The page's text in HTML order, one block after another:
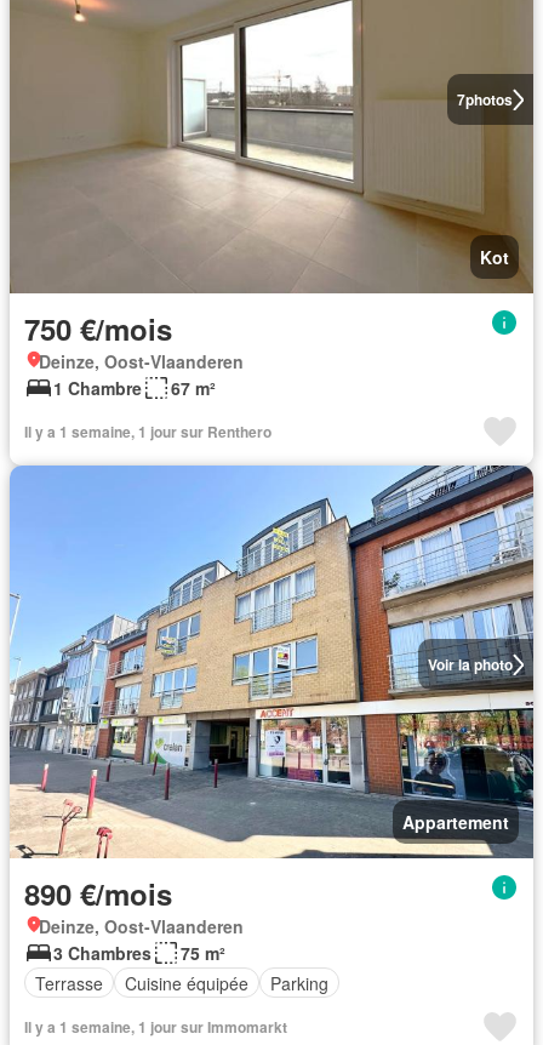
7photos
Kot
750 €/mois
Deinze, Oost-Vlaanderen
1 Chambre
67 m²
Il y a 1 semaine, 1 jour sur Renthero
Voir la photo
Appartement
890 €/mois
Deinze, Oost-Vlaanderen
3 Chambres
75 m²
Terrasse
Cuisine équipée Parking
Il y a 1 semaine, 1 jour sur Immomarkt